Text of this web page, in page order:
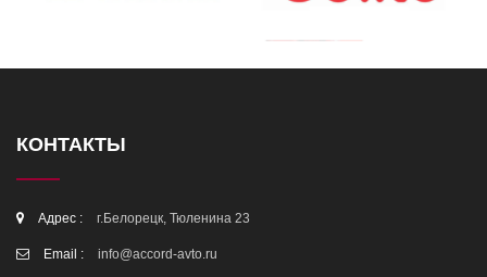
КОНТАКТЫ
Адрес : г.Белорецк, Тюленина 23
Email : info@accord-avto.ru